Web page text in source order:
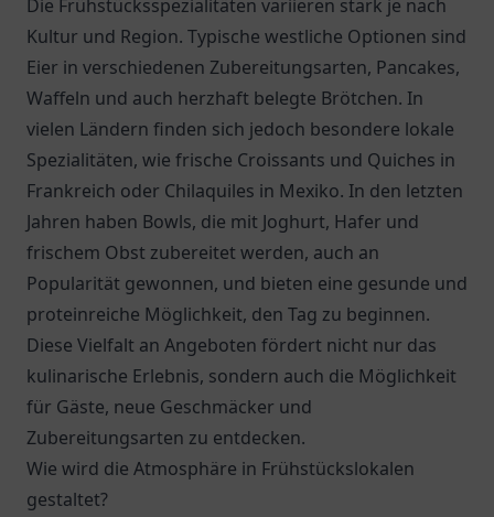
Die Frühstücksspezialitäten variieren stark je nach
Kultur und Region. Typische westliche Optionen sind
Eier in verschiedenen Zubereitungsarten, Pancakes,
Waffeln und auch herzhaft belegte Brötchen. In
vielen Ländern finden sich jedoch besondere lokale
Spezialitäten, wie frische Croissants und Quiches in
Frankreich oder Chilaquiles in Mexiko. In den letzten
Jahren haben Bowls, die mit Joghurt, Hafer und
frischem Obst zubereitet werden, auch an
Popularität gewonnen, und bieten eine gesunde und
proteinreiche Möglichkeit, den Tag zu beginnen.
Diese Vielfalt an Angeboten fördert nicht nur das
kulinarische Erlebnis, sondern auch die Möglichkeit
für Gäste, neue Geschmäcker und
Zubereitungsarten zu entdecken.
Wie wird die Atmosphäre in Frühstückslokalen
gestaltet?